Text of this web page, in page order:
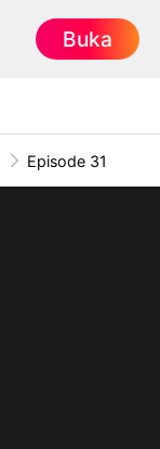
Buka
Episode 31